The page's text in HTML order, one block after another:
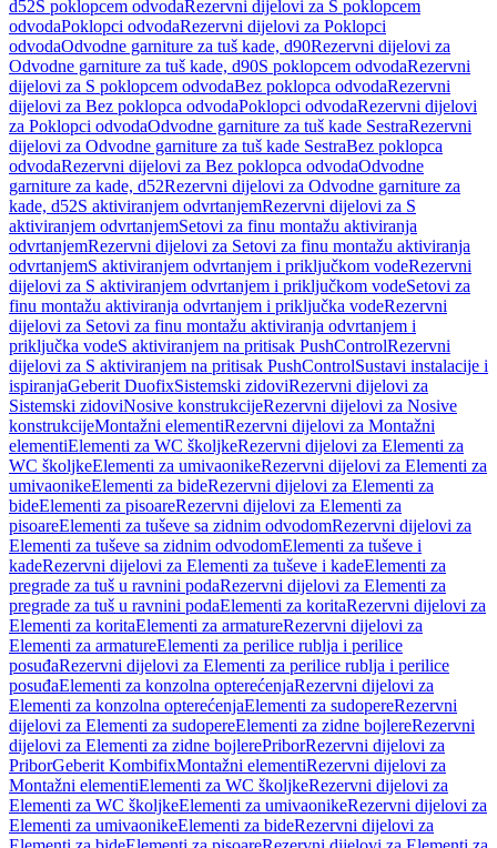
d52S poklopcem odvodaRezervni dijelovi za S poklopcem
odvodaPoklopci odvodaRezervni dijelovi za Poklopci
odvodaOdvodne garniture za tuš kade, d90Rezervni dijelovi za
Odvodne garniture za tuš kade, d90S poklopcem odvodaRezervni
dijelovi za S poklopcem odvodaBez poklopca odvodaRezervni
dijelovi za Bez poklopca odvodaPoklopci odvodaRezervni dijelovi
za Poklopci odvodaOdvodne garniture za tuš kade SestraRezervni
dijelovi za Odvodne garniture za tuš kade SestraBez poklopca
odvodaRezervni dijelovi za Bez poklopca odvodaOdvodne
garniture za kade, d52Rezervni dijelovi za Odvodne garniture za
kade, d52S aktiviranjem odvrtanjemRezervni dijelovi za S
aktiviranjem odvrtanjemSetovi za finu montažu aktiviranja
odvrtanjemRezervni dijelovi za Setovi za finu montažu aktiviranja
odvrtanjemS aktiviranjem odvrtanjem i priključkom vodeRezervni
dijelovi za S aktiviranjem odvrtanjem i priključkom vodeSetovi za
finu montažu aktiviranja odvrtanjem i priključka vodeRezervni
dijelovi za Setovi za finu montažu aktiviranja odvrtanjem i
priključka vodeS aktiviranjem na pritisak PushControlRezervni
dijelovi za S aktiviranjem na pritisak PushControlSustavi instalacije i
ispiranjaGeberit DuofixSistemski zidoviRezervni dijelovi za
Sistemski zidoviNosive konstrukcijeRezervni dijelovi za Nosive
konstrukcijeMontažni elementiRezervni dijelovi za Montažni
elementiElementi za WC školjkeRezervni dijelovi za Elementi za
WC školjkeElementi za umivaonikeRezervni dijelovi za Elementi za
umivaonikeElementi za bideRezervni dijelovi za Elementi za
bideElementi za pisoareRezervni dijelovi za Elementi za
pisoareElementi za tuševe sa zidnim odvodomRezervni dijelovi za
Elementi za tuševe sa zidnim odvodomElementi za tuševe i
kadeRezervni dijelovi za Elementi za tuševe i kadeElementi za
pregrade za tuš u ravnini podaRezervni dijelovi za Elementi za
pregrade za tuš u ravnini podaElementi za koritaRezervni dijelovi za
Elementi za koritaElementi za armatureRezervni dijelovi za
Elementi za armatureElementi za perilice rublja i perilice
posuđaRezervni dijelovi za Elementi za perilice rublja i perilice
posuđaElementi za konzolna opterećenjaRezervni dijelovi za
Elementi za konzolna opterećenjaElementi za sudopereRezervni
dijelovi za Elementi za sudopereElementi za zidne bojlereRezervni
dijelovi za Elementi za zidne bojlerePriborRezervni dijelovi za
PriborGeberit KombifixMontažni elementiRezervni dijelovi za
Montažni elementiElementi za WC školjkeRezervni dijelovi za
Elementi za WC školjkeElementi za umivaonikeRezervni dijelovi za
Elementi za umivaonikeElementi za bideRezervni dijelovi za